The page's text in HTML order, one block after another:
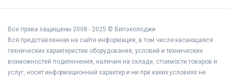
Все права защищены 2008 - 2025 © Випэколоджи
Вся представленная на сайте информация, в том числе касающаяся
технических характеристик оборудования, условий и технических
возможностей подключения, наличия на складе, стоимости товаров и
услуг, носит информационный характер и ни при каких условиях не